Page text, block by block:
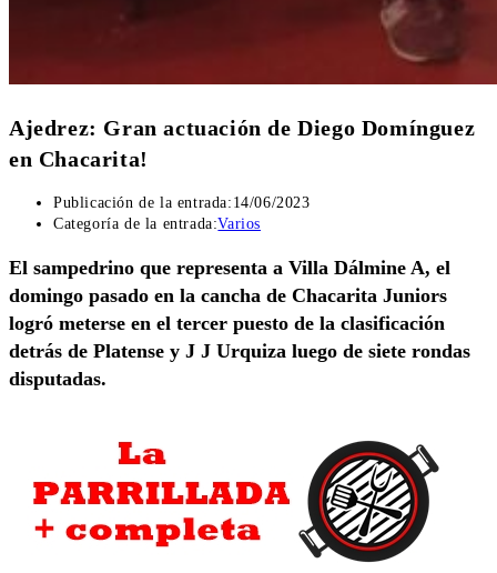
Ajedrez: Gran actuación de Diego Domínguez
en Chacarita!
Publicación de la entrada: 14/06/2023
Categoría de la entrada:Varios
El sampedrino que representa a Villa Dálmine A, el
domingo pasado en la cancha de Chacarita Juniors
logró meterse en el tercer puesto de la clasificación
detrás de Platense y J J Urquiza luego de siete rondas
disputadas.